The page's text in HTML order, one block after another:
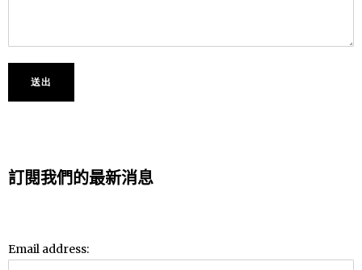
訂閱我們的最新消息
Email address: